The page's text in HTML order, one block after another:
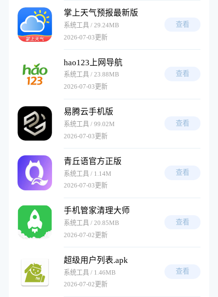
掌上天气预报最新版
系统工具 / 29.24MB
2026-07-03更新
查看
hao123上网导航
系统工具 / 23.88MB
2026-07-03更新
查看
易腾云手机版
系统工具 / 99.02M
2026-07-03更新
查看
青丘语官方正版
系统工具 / 1.14M
2026-07-03更新
查看
手机管家清理大师
系统工具 / 20.85MB
2026-07-02更新
查看
超级用户列表.apk
系统工具 / 1.46MB
2026-07-02更新
查看